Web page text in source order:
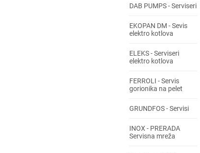
DAB PUMPS - Serviseri
EKOPAN DM - Sevis
elektro kotlova
ELEKS - Serviseri
elektro kotlova
FERROLI - Servis
gorionika na pelet
GRUNDFOS - Servisi
INOX - PRERADA
Servisna mreža